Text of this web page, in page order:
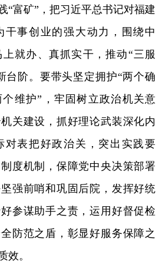
“富矿”，把习近平总书记对福建
干事创业的强大动力，围绕中
就办、真抓实干，推动“三服
台阶。要带头坚定拥护“两个确
个维护”，牢固树立政治机关意
关建设，抓好理论武装深化内
对表把好政治关，突出实践要
度机制，保障党中央决策部署
强前哨和巩固后院，发挥好统
参谋助手之责，运用好督促检
防范之盾，彰显好服务保障之
效。